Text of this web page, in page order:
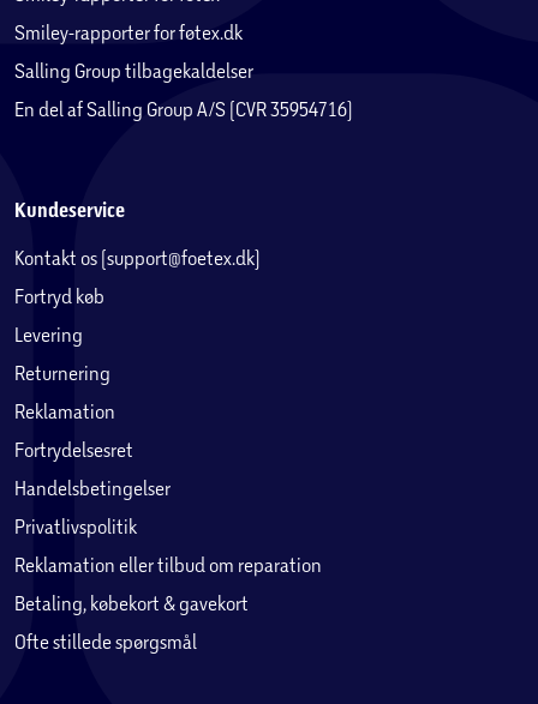
Smiley-rapporter for føtex.dk
Salling Group tilbagekaldelser
En del af Salling Group A/S (CVR 35954716)
Kundeservice
Kontakt os (support@foetex.dk)
Fortryd køb
Levering
Returnering
Reklamation
Fortrydelsesret
Handelsbetingelser
Privatlivspolitik
Reklamation eller tilbud om reparation
Betaling, købekort & gavekort
Ofte stillede spørgsmål